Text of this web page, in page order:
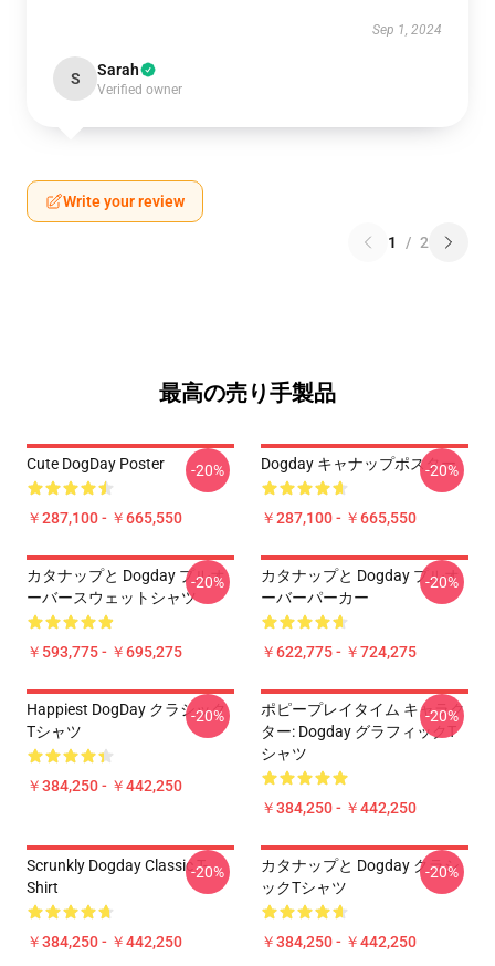
Sep 1, 2024
S Sarah
Verified owner
Write your review
1 / 2
最高の売り手製品
Cute DogDay Poster
￥287,100 - ￥665,550
-20% Dogday キャナップポスター
￥287,100 - ￥665,550
-20%
カタナップと Dogday プルオ
ーバースウェットシャツ
￥593,775 - ￥695,275
-20%
カタナップと Dogday プルオ
ーバーパーカー
￥622,775 - ￥724,275
-20%
Happiest DogDay クラシック
Tシャツ
￥384,250 - ￥442,250
-20%
ポピープレイタイム キャラク
ター: Dogday グラフィックT
シャツ
￥384,250 - ￥442,250
-20%
Scrunkly Dogday Classic T-
Shirt
￥384,250 - ￥442,250
-20%
カタナップと Dogday クラシ
ックTシャツ
￥384,250 - ￥442,250
-20%